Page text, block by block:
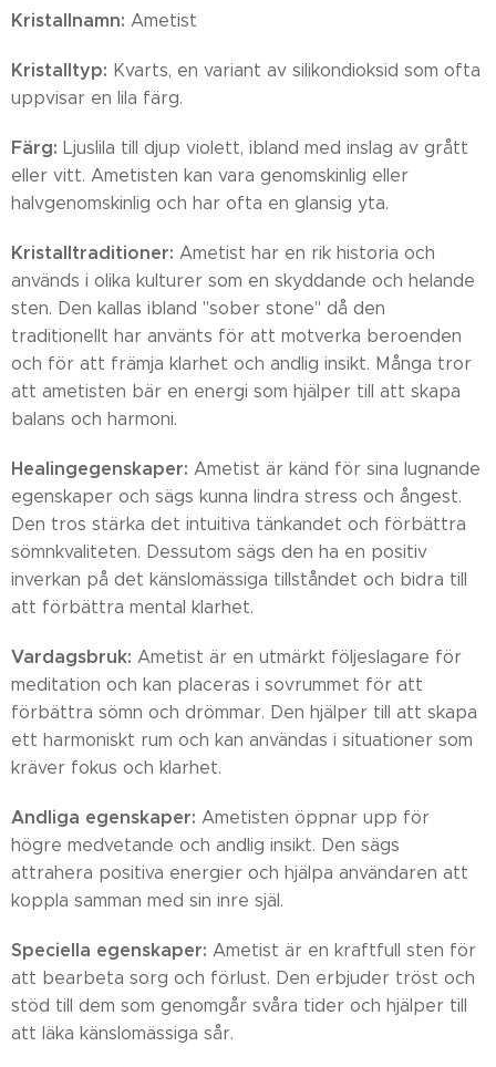
Kristallnamn: Ametist
Kristalltyp: Kvarts, en variant av silikondioksid som ofta
uppvisar en lila färg.
Färg: Ljuslila till djup violett, ibland med inslag av grått
eller vitt. Ametisten kan vara genomskinlig eller
halvgenomskinlig och har ofta en glansig yta.
Kristalltraditioner: Ametist har en rik historia och
används i olika kulturer som en skyddande och helande
sten. Den kallas ibland "sober stone" då den
traditionellt har använts för att motverka beroenden
och för att främja klarhet och andlig insikt. Många tror
att ametisten bär en energi som hjälper till att skapa
balans och harmoni.
Healingegenskaper: Ametist är känd för sina lugnande
egenskaper och sägs kunna lindra stress och ångest.
Den tros stärka det intuitiva tänkandet och förbättra
sömnkvaliteten. Dessutom sägs den ha en positiv
inverkan på det känslomässiga tillståndet och bidra till
att förbättra mental klarhet.
Vardagsbruk: Ametist är en utmärkt följeslagare för
meditation och kan placeras i sovrummet för att
förbättra sömn och drömmar. Den hjälper till att skapa
ett harmoniskt rum och kan användas i situationer som
kräver fokus och klarhet.
Andliga egenskaper: Ametisten öppnar upp för
högre medvetande och andlig insikt. Den sägs
attrahera positiva energier och hjälpa användaren att
koppla samman med sin inre själ.
Speciella egenskaper: Ametist är en kraftfull sten för
att bearbeta sorg och förlust. Den erbjuder tröst och
stöd till dem som genomgår svåra tider och hjälper till
att läka känslomässiga sår.